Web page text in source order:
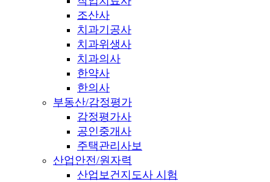
조산사
치과기공사
치과위생사
치과의사
한약사
한의사
부동산/감정평가
감정평가사
공인중개사
주택관리사보
산업안전/원자력
산업보건지도사 시험